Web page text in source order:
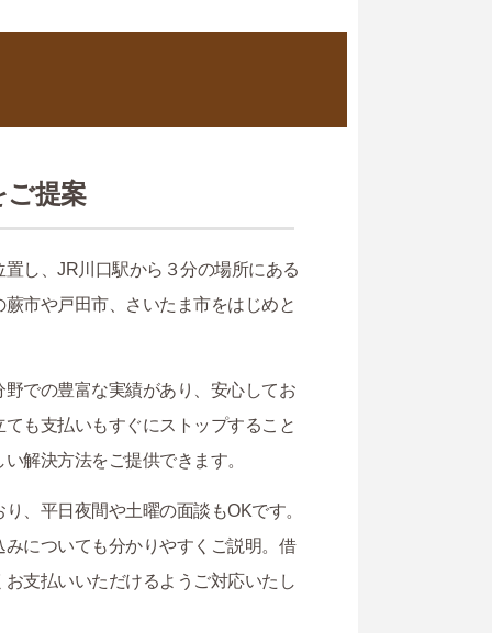
ご提案
し、JR川口駅から３分の場所にある
市や戸田市、さいたま市をはじめと
での豊富な実績があり、安心してお
も支払いもすぐにストップすること
解決方法をご提供できます。
、平日夜間や土曜の面談もOKです。
についても分かりやすくご説明。借
支払いいただけるようご対応いたし